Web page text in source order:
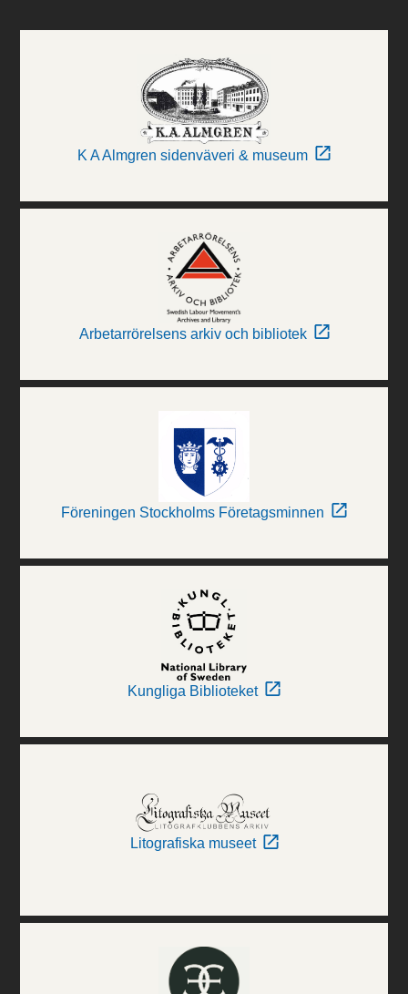
K A Almgren sidenväveri & museum
Arbetarrörelsens arkiv och bibliotek
Föreningen Stockholms Företagsminnen
Kungliga Biblioteket
Litografiska museet